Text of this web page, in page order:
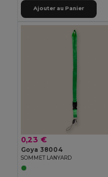
Ajouter au Panier
0,23 €
Goya 38004
SOMMET LANYARD